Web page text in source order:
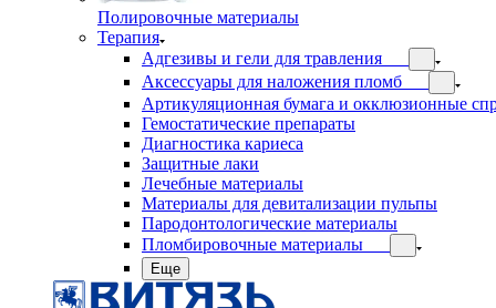
Полировочные материалы
Терапия
Адгезивы и гели для травления
Аксессуары для наложения пломб
Артикуляционная бумага и окклюзионные
Гемостатические препараты
Диагностика кариеса
Защитные лаки
Лечебные материалы
Материалы для девитализации пульпы
Пародонтологические материалы
Пломбировочные материалы
Еще